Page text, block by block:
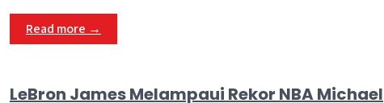
Read more →
LeBron James Melampaui Rekor NBA Michael